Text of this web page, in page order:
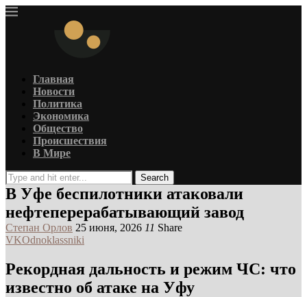
Главная
Новости
Политика
Экономика
Общество
Происшествия
В Мире
Search
В Уфе беспилотники атаковали
нефтеперерабатывающий завод
Степан Орлов 25 июня, 2026 11 Share
VKOdnoklassniki
Рекордная дальность и режим ЧС: что
известно об атаке на Уфу